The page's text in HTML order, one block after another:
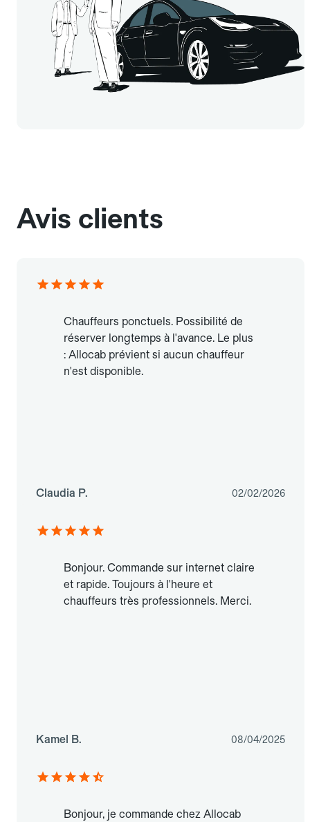
Avis clients
Chauffeurs ponctuels. Possibilité de
réserver longtemps à l'avance. Le plus
: Allocab prévient si aucun chauffeur
n'est disponible.
Claudia P. 02/02/2026
Bonjour. Commande sur internet claire
et rapide. Toujours à l'heure et
chauffeurs très professionnels. Merci.
Kamel B. 08/04/2025
Bonjour, je commande chez Allocab